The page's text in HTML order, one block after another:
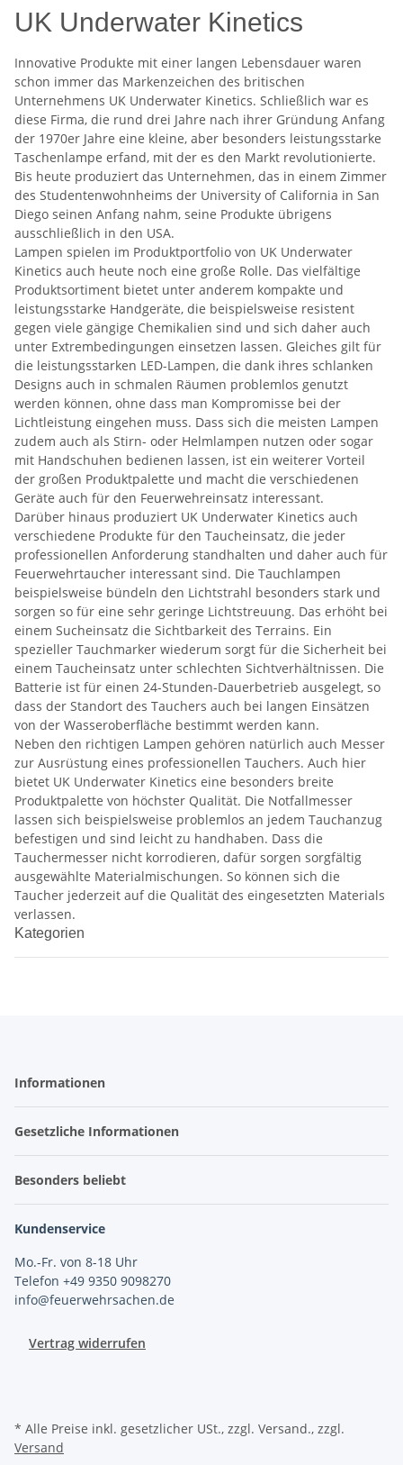
UK Underwater Kinetics
Innovative Produkte mit einer langen Lebensdauer waren
schon immer das Markenzeichen des britischen
Unternehmens UK Underwater Kinetics. Schließlich war es
diese Firma, die rund drei Jahre nach ihrer Gründung Anfang
der 1970er Jahre eine kleine, aber besonders leistungsstarke
Taschenlampe erfand, mit der es den Markt revolutionierte.
Bis heute produziert das Unternehmen, das in einem Zimmer
des Studentenwohnheims der University of California in San
Diego seinen Anfang nahm, seine Produkte übrigens
ausschließlich in den USA.
Lampen spielen im Produktportfolio von UK Underwater
Kinetics auch heute noch eine große Rolle. Das vielfältige
Produktsortiment bietet unter anderem kompakte und
leistungsstarke Handgeräte, die beispielsweise resistent
gegen viele gängige Chemikalien sind und sich daher auch
unter Extrembedingungen einsetzen lassen. Gleiches gilt für
die leistungsstarken LED-Lampen, die dank ihres schlanken
Designs auch in schmalen Räumen problemlos genutzt
werden können, ohne dass man Kompromisse bei der
Lichtleistung eingehen muss. Dass sich die meisten Lampen
zudem auch als Stirn- oder Helmlampen nutzen oder sogar
mit Handschuhen bedienen lassen, ist ein weiterer Vorteil
der großen Produktpalette und macht die verschiedenen
Geräte auch für den Feuerwehreinsatz interessant.
Darüber hinaus produziert UK Underwater Kinetics auch
verschiedene Produkte für den Taucheinsatz, die jeder
professionellen Anforderung standhalten und daher auch für
Feuerwehrtaucher interessant sind. Die Tauchlampen
beispielsweise bündeln den Lichtstrahl besonders stark und
sorgen so für eine sehr geringe Lichtstreuung. Das erhöht bei
einem Sucheinsatz die Sichtbarkeit des Terrains. Ein
spezieller Tauchmarker wiederum sorgt für die Sicherheit bei
einem Taucheinsatz unter schlechten Sichtverhältnissen. Die
Batterie ist für einen 24-Stunden-Dauerbetrieb ausgelegt, so
dass der Standort des Tauchers auch bei langen Einsätzen
von der Wasseroberfläche bestimmt werden kann.
Neben den richtigen Lampen gehören natürlich auch Messer
zur Ausrüstung eines professionellen Tauchers. Auch hier
bietet UK Underwater Kinetics eine besonders breite
Produktpalette von höchster Qualität. Die Notfallmesser
lassen sich beispielsweise problemlos an jedem Tauchanzug
befestigen und sind leicht zu handhaben. Dass die
Tauchermesser nicht korrodieren, dafür sorgen sorgfältig
ausgewählte Materialmischungen. So können sich die
Taucher jederzeit auf die Qualität des eingesetzten Materials
verlassen.
Kategorien
Informationen
Gesetzliche Informationen
Besonders beliebt
Kundenservice
Mo.-Fr. von 8-18 Uhr
Telefon +49 9350 9098270
info@feuerwehrsachen.de
Vertrag widerrufen
* Alle Preise inkl. gesetzlicher USt., zzgl. Versand., zzgl.
Versand